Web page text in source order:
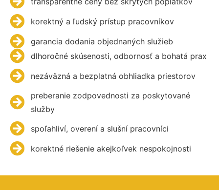
korektný a ľudský prístup pracovníkov
garancia dodania objednaných služieb
dlhoročné skúsenosti, odbornosť a bohatá prax
nezáväzná a bezplatná obhliadka priestorov
preberanie zodpovednosti za poskytované
služby
spoľahliví, overení a slušní pracovníci
korektné riešenie akejkoľvek nespokojnosti